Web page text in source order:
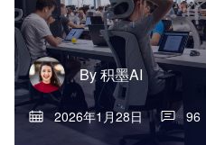
By积墨AI
2026年1月28日 96